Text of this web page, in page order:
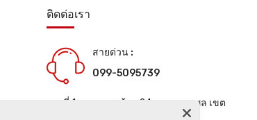
ติดต่อเรา
สายด่วน :
099-5095739
เลขที่ 1 ซอยลาดพร้าว 24 แขวงจอมพล เขต